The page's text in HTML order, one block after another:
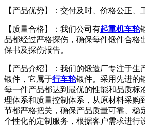
【产品优势】：交付及时、价格公正、
【质量合格】：我们公司有起重机车轮
品都经过严格探伤，确保每件锻件合格
保书及探伤报告。
【产品介绍】：我们的锻造厂专注于
锻件，它属于行车轮锻件。采用先进的
每一件产品都达到最优的性能和品质标
理体系和质量控制体系，从原材料采购
节都严格把关，确保产品质量可靠、稳
个性化的定制服务，根据客户需求进行